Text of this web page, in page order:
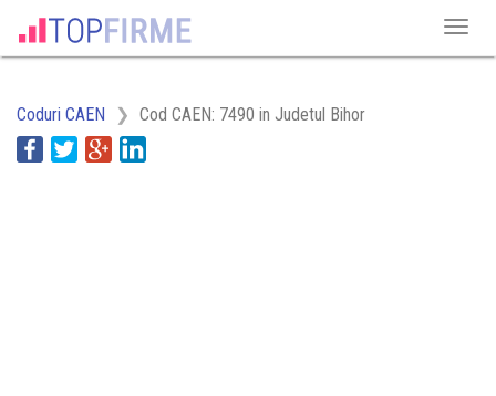
Coduri CAEN Cod CAEN: 7490 in Judetul Bihor